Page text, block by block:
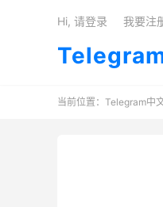
Hi, 请登录 我要注
当前位置： Telegram中